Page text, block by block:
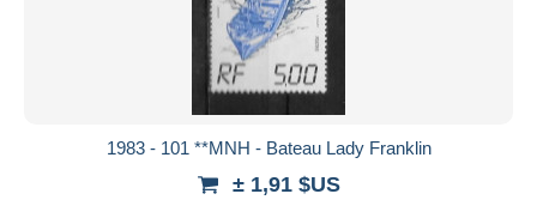
1983 - 101 **MNH - Bateau Lady Franklin
± 1,91 $US